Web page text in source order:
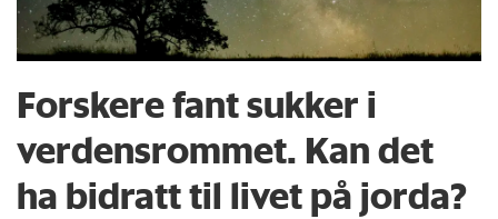
Forskere fant sukker i
verdensrommet. Kan det
ha bidratt til livet på jorda?